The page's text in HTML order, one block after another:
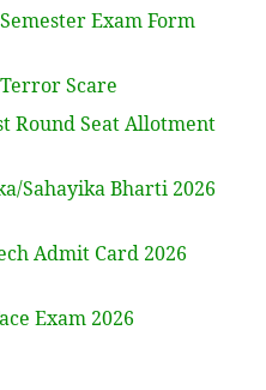
Exam Form
Scare
Round Seat Allotment
Sahayika Bharti 2026
Admit Card 2026
Exam 2026